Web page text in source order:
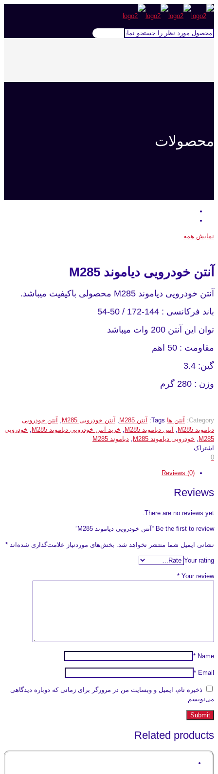
محصولات
نمایش همه
آنتن خودرویی دیاموند M285
آنتن خودرویی دیاموند M285 محصولی باکیفیت میباشد.
باند فرکانسی : 144-172 / 50-54
توان این آنتن 200 وات میباشد
مقاومت : 50 اهم
گین: 3.4
وزن : 280 گرم
Category: آنتن ها Tags: آنتن M285 , آنتن خودرویی M285 ,
آنتن خودرویی
دیاموند M285
, آنتن دیاموند M285 , خرید آنتن خودرویی دیاموند M285 , خودرویی
M285
, خودرویی دیاموند M285 , دیاموند M285
اشتراک
0
Reviews (0)
Reviews
There are no reviews yet.
Be the first to review “آنتن خودرویی دیاموند M285”
نشانی ایمیل شما منتشر نخواهد شد. بخش‌های موردنیاز علامت‌گذاری شده‌اند *
Your rating
Your review
*
Name
*
Email
*
ذخیره نام، ایمیل و وبسایت من در مرورگر برای زمانی که دوباره دیدگاهی
می‌نویسم.
Related products